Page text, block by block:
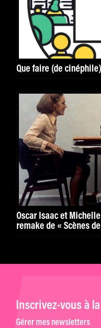
Que faire (de
Oscar Isaac et
remake de « Scènes
Inscrivez-vous à
Gérer mes newsletters